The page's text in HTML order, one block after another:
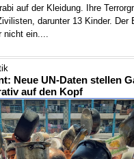
auf der Kleidung. Ihre
darunter 13 Kinder. Der
nicht ein....
Neue UN-Daten stellen
auf den Kopf